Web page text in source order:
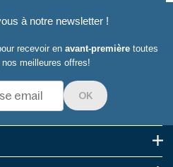
à notre newsletter !
recevoir en avant-première toutes
meilleures offres!
OK